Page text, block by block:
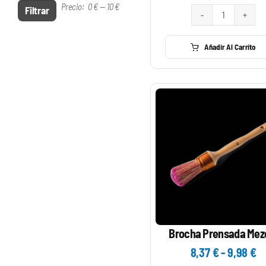
Precio
Precio
Filtrar Precio: 0 €— 10 €
Brocha
Paletina
Semitriple
cantidad
Añadir Al Carrito
Brocha Prensada
8,37€-9,98€